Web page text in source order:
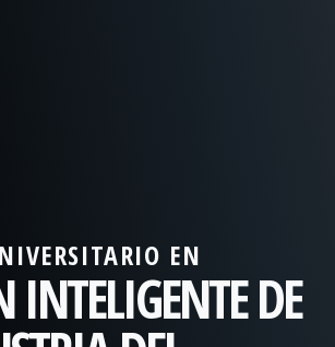
EN
INTELIGENTE DE